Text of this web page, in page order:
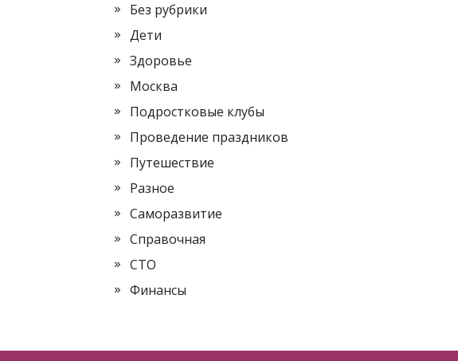
Без рубрики
Дети
Здоровье
Москва
Подростковые клубы
Проведение праздников
Путешествие
Разное
Саморазвитие
Справочная
СТО
Финансы